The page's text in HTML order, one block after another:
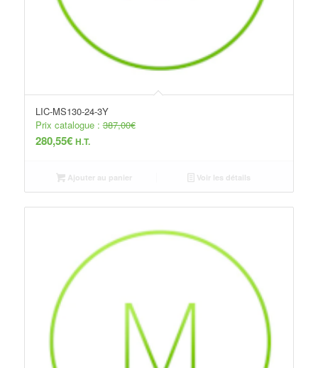
LIC-MS130-24-3Y
Prix catalogue :387,00€
280,55€ H.T.
Ajouter au panier Voir les détails